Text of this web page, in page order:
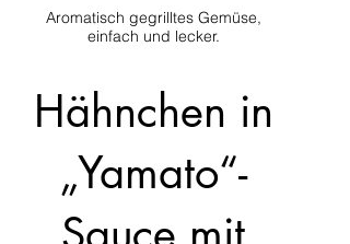
Aromatisch gegrilltes Gemüse,
einfach und lecker.
Hähnchen in
„Yamato“-